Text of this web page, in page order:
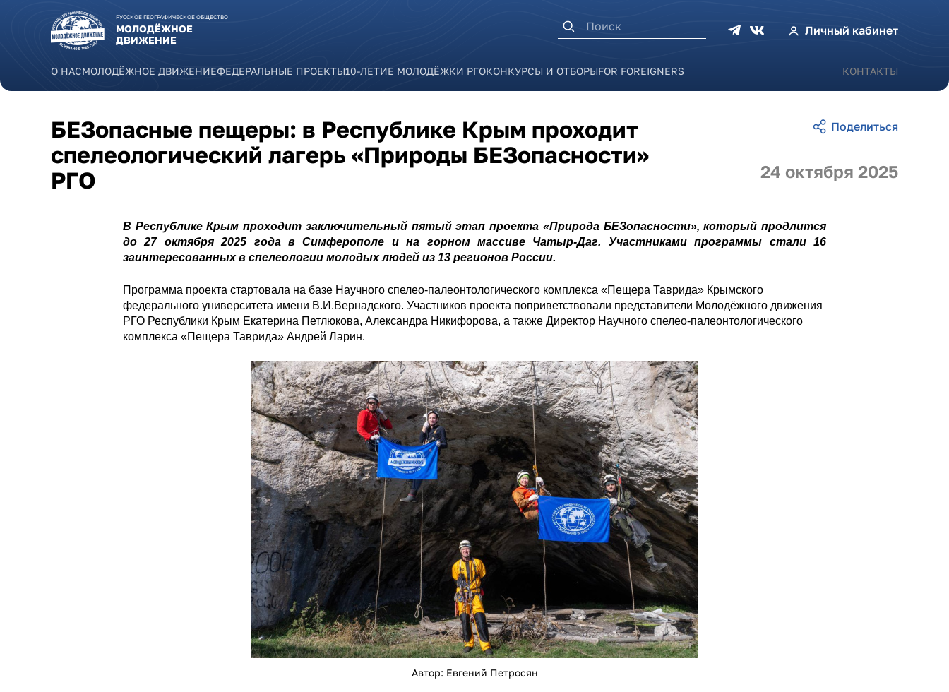
РУССКОЕ ГЕОГРАФИЧЕСКОЕ ОБЩЕСТВО
МОЛОДЁЖНОЕ
ДВИЖЕНИЕ
Личный кабинет
Форма поиска
О НАСМОЛОДЁЖНОЕ ДВИЖЕНИЕФЕДЕРАЛЬНЫЕ ПРОЕКТЫ10-ЛЕТИЕ МОЛОДЁЖКИ РГОКОНКУРСЫ И ОТБОРЫFOR FOREIGNERS КОНТАКТЫ
24 октября 2025
БЕЗопасные пещеры: в Республике Крым проходит
спелеологический лагерь «Природы БЕЗопасности»
РГО
В Республике Крым проходит заключительный пятый этап проекта «Природа БЕЗопасности», который продлится
до 27 октября 2025 года в Симферополе и на горном массиве Чатыр-Даг. Участниками программы стали 16
заинтересованных в спелеологии молодых людей из 13 регионов России.
Программа проекта стартовала на базе Научного спелео-палеонтологического комплекса «Пещера Таврида» Крымского
федерального университета имени В.И.Вернадского. Участников проекта поприветствовали представители Молодёжного движения
РГО Республики Крым Екатерина Петлюкова, Александра Никифорова, а также Директор Научного спелео-палеонтологического
комплекса «Пещера Таврида» Андрей Ларин.
Автор: Евгений Петросян